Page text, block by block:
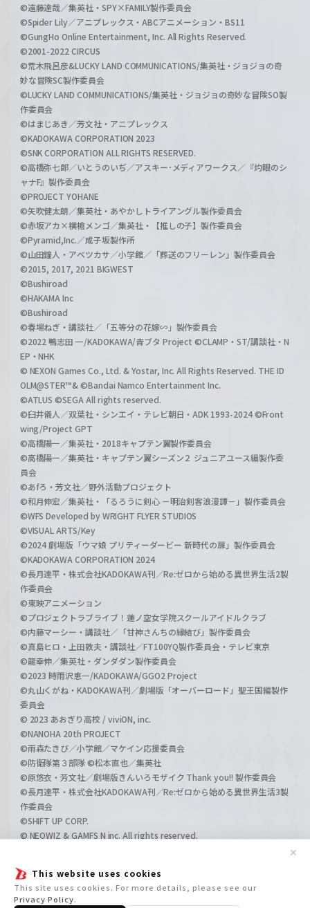
This website uses cookies
This site uses cookies. For more details, please see our
Privacy Policy.
✕
©遠藤達哉／集英社・SPY×FAMILY製作委員会
©Spider Lily／アニプレックス・ABCアニメーション・BS11
©GungHo Online Entertainment, Inc. All Rights Reserved.
©2001-2022 CIRCUS
©荒木飛呂彦&LUCKY LAND COMMUNICATIONS/集英社・ジョジョの奇
妙な冒険SC製作委員会
©LUCKY LAND COMMUNICATIONS/集英社・ジョジョの奇妙な冒険SO製
作委員会
©はまじあき／芳文社・アニプレックス
©KADOKAWA CORPORATION 2023
©SNK CORPORATION ALL RIGHTS RESERVED.
©高橋弥七郎／いとうのいぢ／アスキー･メディアワークス／『灼眼のシ
ャナF』製作委員会
©PROJECT YOHANE
©矢吹健太朗／集英社・あやかしトライアングル製作委員会
©赤坂アカ×横槍メンゴ／集英社・【推しの子】製作委員会
©Pyramid,Inc.／成子坂製作所
©山田鐘人・アベツカサ／小学館／「葬送のフリーレン」製作委員会
©2015, 2017, 2021 BIGWEST
©Bushiroad
©HAKAMA Inc
©Bushiroad
©春場ねぎ・講談社／「五等分の花嫁∽」製作委員会
©2022 鴨志田 一/KADOKAWA/青ブタ Project ©CLAMP・ST/講談社・N
EP・NHK
© NEXON Games Co., Ltd. & Yostar, Inc. All Rights Reserved. THE ID
OLM@STER™& ©Bandai Namco Entertainment Inc.
©ATLUS ©SEGA All rights reserved.
©臼井儀人／双葉社・シンエイ・テレビ朝日・ADK 1993-2024 ©Front
wing/Project GPT
©高橋陽一／集英社・2018キャプテン翼製作委員会
©高橋陽一／集英社・キャプテン翼シーズン２ ジュニアユース編製作委
員会
©あfろ・芳文社／野外活動プロジェクト
©和月伸宏／集英社・「るろうに剣心 －明治剣客浪漫譚－」製作委員会
©WFS Developed by WRIGHT FLYER STUDIOS
©VISUAL ARTS/Key
©2024 劇場版「ウマ娘 プリティーダービー 新時代の扉」製作委員会
©KADOKAWA CORPORATION 2024
©長月達平・株式会社KADOKAWA刊／Re:ゼロから始める異世界生活2製
作委員会
©東映アニメーション
©プロジェクトラブライブ！蓮ノ空女学院スクールアイドルクラブ
©内藤マーシー・講談社／「甘神さんちの縁結び」製作委員会
©真島ヒロ・上田敦夫・講談社／FT100YQ製作委員会・テレビ東京
©龍幸伸／集英社・ダンダダン製作委員会
©2023 時雨沢恵一/KADOKAWA/GGO2 Project
©丸山くがね・KADOKAWA刊／劇場版「オーバーロード」聖王国編製作
委員会
© 2023 あおぎり高校 / viviON, inc.
©NANOHA 20th PROJECT
©雨森たきび／小学館／マケイン応援委員会
©防衛隊第３部隊 ©松本直也／集英社
©原悠衣・芳文社／劇場版きんいろモザイク Thank you!! 製作委員会
©長月達平・株式会社KADOKAWA刊／Re:ゼロから始める異世界生活3製
作委員会
©SHIFT UP CORP.
© NEOWIZ & GAMFS N inc. All rights reserved.
©GIRLS und PANZER Film Projekt
©GIRLS und PANZER Finale Projekt